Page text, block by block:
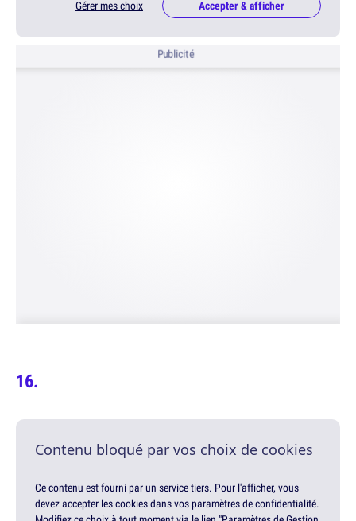
Gérer mes choix Accepter & afficher
Publicité
Contenu bloqué par vos choix de cookies
Ce contenu est fourni par un service tiers. Pour l'afficher, vous
devez accepter les cookies dans vos paramètres de confidentialité.